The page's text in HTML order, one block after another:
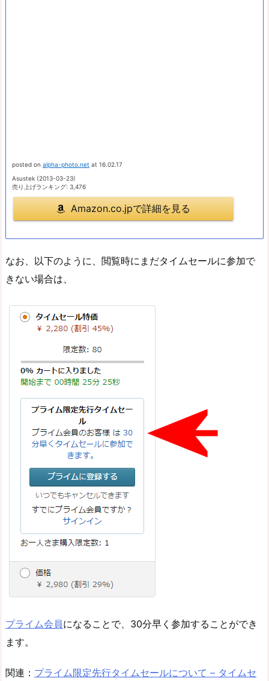
posted on alpha-photo.net at 16.02.17
Asustek (2013-03-23)
売り上げランキング: 3,476
Amazon.co.jpで詳細を見る
なお、以下のように、閲覧時にまだタイムセールに参加で
きない場合は、
プライム会員になることで、30分早く参加することができ
ます。
関連： プライム限定先行タイムセールについて – タイムセ